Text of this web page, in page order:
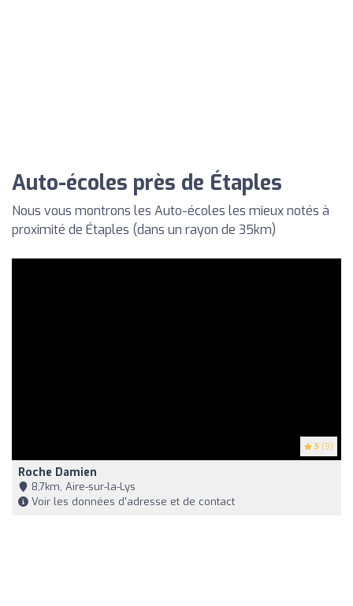
Auto-écoles près de Étaples
Nous vous montrons les Auto-écoles les mieux notés à
proximité de Étaples (dans un rayon de 35km)
5 (9)
Roche Damien
8,7km, Aire-sur-la-Lys
Voir les données d'adresse et de contact